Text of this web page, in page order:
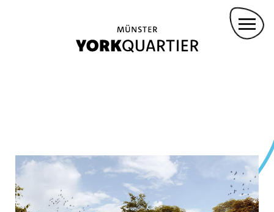
INVESTOR:INNEN
PROJEKTBETEILIGTE
GREMMENDORF ZENTRUM
KASINOPARK
GARTENWOHNEN